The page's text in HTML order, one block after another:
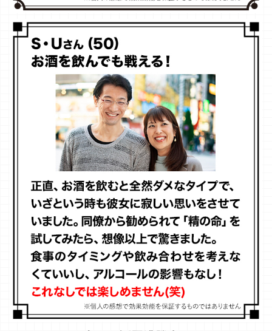
さらにはSNS上でも話題沸騰中！